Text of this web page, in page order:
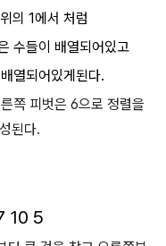
의 1에서 처럼
수들이 배열되어있고
열되어있게된다.
쪽 피벗은 6으로 정렬을
된다.
10 5